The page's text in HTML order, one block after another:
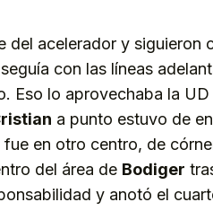
del acelerador y siguieron
con las líneas
Eso lo aprovechaba la
a punto estuvo de
en otro centro, de
del área de Bodiger
y anotó el